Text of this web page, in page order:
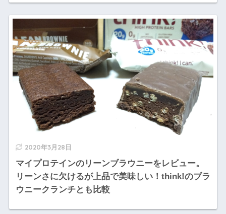
2020年3月28日
マイプロテインのリーンブラウニーをレビュー。
リーンさに欠けるが上品で美味しい！think!のブラ
ウニークランチとも比較